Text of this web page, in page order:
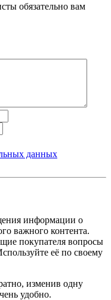
обязательно вам
данных
информации о
важного контента.
покупателя вопросы
её по своему
изменив одну
удобно.